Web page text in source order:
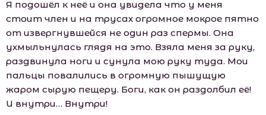
Я подошёл к неё и она увидела что у меня
стоит член и на трусах огромное мокрое пятно
от извергнувшейся не один раз спермы. Она
ухмыльнулась глядя на это. Взяла меня за руку,
раздвинула ноги и сунула мою руку туда. Мои
пальцы повалились в огромную пышущую
жаром сырую пещеру. Боги, как он раздолбил её!
И внутри… Внутри!